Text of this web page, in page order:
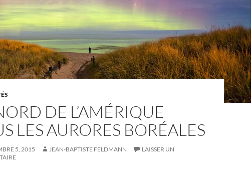
DE L’AMÉRIQUE
LES AURORES BORÉALES
5, 2015 JEAN-BAPTISTE FELDMANN
LAISSER UN